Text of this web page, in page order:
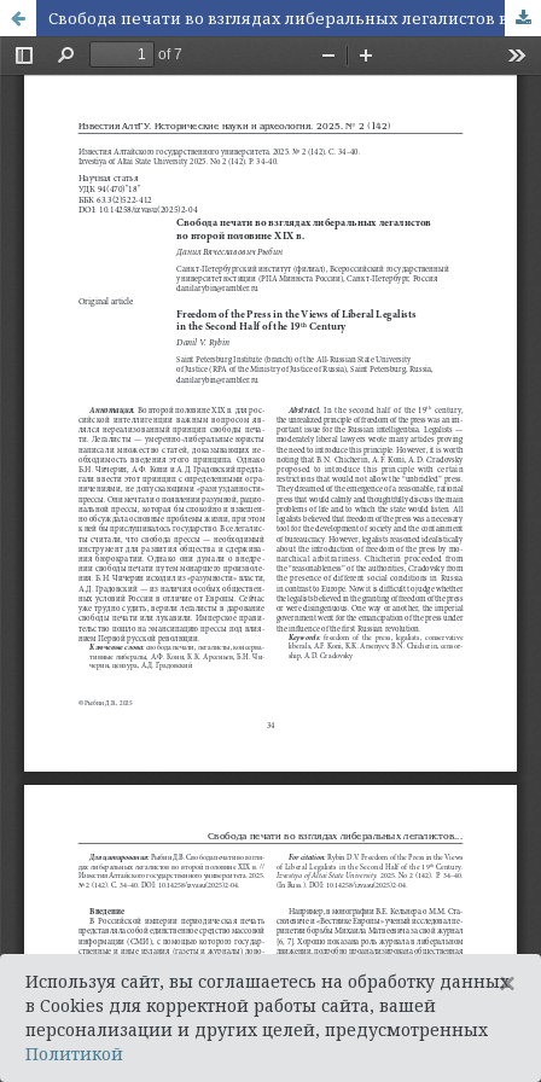
Свобода печати во взглядах либеральных легалистов во второй половине XIX в.
Используя сайт, вы соглашаетесь на обработку данных
в Cookies для корректной работы сайта, вашей
персонализации и других целей, предусмотренных
Политикой
×